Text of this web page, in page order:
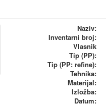
Naziv:
Inventarni broj:
Vlasnik
Tip (PP):
Tip (PP: refine):
Tehnika:
Materijal:
Izložba:
Datum: